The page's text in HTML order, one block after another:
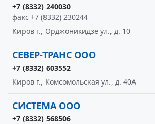
+7 (8332) 240030
факс +7 (8332) 230244
Киров г., Орджоникидзе ул., д. 10
СЕВЕР-ТРАНС ООО
+7 (8332) 603552
Киров г., Комсомольская ул., д. 40А
СИСТЕМА ООО
+7 (8332) 568506